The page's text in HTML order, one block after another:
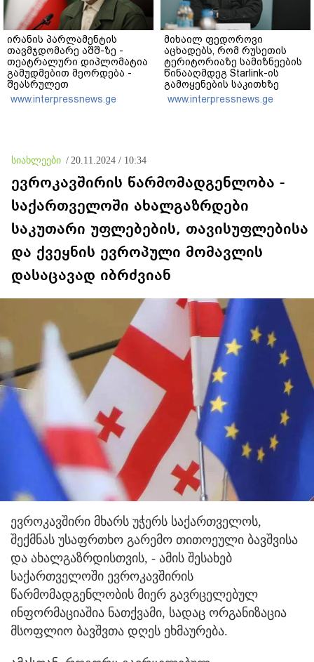
ირანის პარლამენტის
თავმჯდომარე აშშ-ზე -
თეატრალური დიპლომატია
გამუდმებით მეორდება -
შეასრულეთ
ვალდებულებები, მეტი
თეატრი არ გვჭირდება
www.interpressnews.ge
მიხაილ ფედოროვი
აცხადებს, რომ რუსეთის
ტერიტორიაზე სამიზნეების
წინააღმდეგ Starlink-ის
გამოყენების საკითხზე
ილონ მასკთან
მოლაპარაკებებს
www.interpressnews.ge
სიახლეები / 20.11.2024 / 10:34
ევროკავშირის წარმომადგენლობა -
საქართველოში ახალგაზრდები
საკუთარი უფლებების, თავისუფლებისა
და ქვეყნის ევროპული მომავლის
დასაცავად იბრძვიან
ევროკავშირი მხარს უჭერს საქართველოს,
შექმნას უსაფრთხო გარემო თითოეული ბავშვისა
და ახალგაზრდისთვის, - ამის შესახებ
საქართველოში ევროკავშირის
წარმომადგენლობის მიერ გავრცელებულ
ინფორმაციაშია ნათქვამი, სადაც ორგანიზაცია
მსოფლიო ბავშვთა დღეს ეხმაურება.